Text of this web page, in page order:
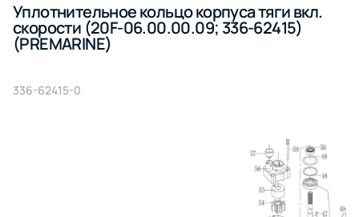
Уплотнительное кольцо корпуса тяги вкл.
скорости (20F-06.00.00.09; 336-62415)
(PREMARINE)
336-62415-0